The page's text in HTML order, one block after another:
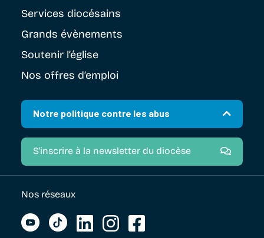
Services diocésains
Grands évènements
Soutenir l’église
Nos offres d’emploi
Notre politique contre les abus
S'inscrire à la newsletter du diocèse
Nos réseaux